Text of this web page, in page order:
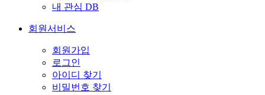
내 관심 DB
회원서비스
회원가입
로그인
아이디 찾기
비밀번호 찾기